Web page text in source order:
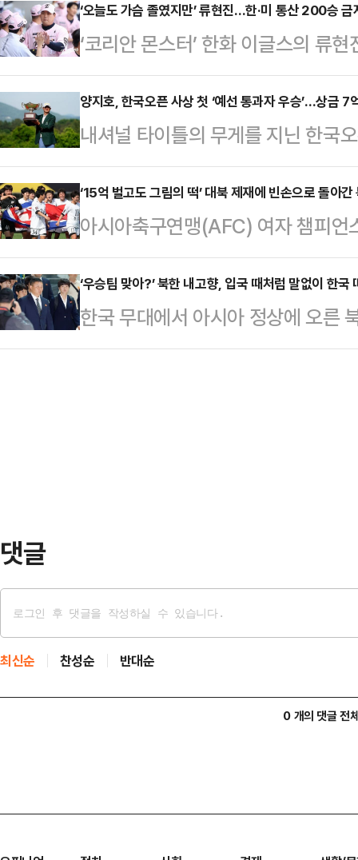
분짠(태국)이 한국 무대 데뷔 이후
여주시 페럼클럽(파72)에서 열린
최종 라운드에서 버디 3개와 보기
계 10언더파 206타를 기록한 분짠
더파 208타)을 2타 차로 따돌리고
‘오늘도 가슴 졸였지만’ 류현진…한·미 통산 200승 금
‘코리안 몬스터’ 한화 이글스의 류
24일 대전 한화생명볼파크에서 열
어스와의 홈경기에 선발 등판해
3탈삼진 2실점으로 호투했다. 괴물
한 제구력을 뽐냈다.한화가 5-2로
를 넘긴 류현진은 불펜진이 실점
패)째이자 한·미 통산 200승 고지
국인 …
양지호, 한국오픈 사상 첫 ‘예선 통과자 우승’…상금 7
내셔널 타이틀의 무게를 지닌 한국
했다.양지호가 예선을 거쳐 출전한
한국오픈의 새 역사를 썼다. 그것도
를 내주지 않는 압도적인 와이어
천안 우정힐스 컨트리클럽(파71)
14억원) 최종 4라운드에서 버디 2
다.최종 합계 9언더파 275타를 적
·5언더파)…
‘15억 벌고도 그림의 떡’ 대북 제재에 빈손으로 돌아간
아시아축구연맹(AFC) 여자 챔피
극한 북한 내고향여자축구단이 무
무거운 표정에는 아시아 최고 권위
억 2000만원)라는 거액의 상금을
에 쥐지 못한 채 고국으로 돌아가야
‘우승팀 맞아?’ 북한 내고향, 입국 때처럼 말없이 한국
한국 무대에서 아시아 정상에 오른
드러내지 않은 채 조용히 출국했다.
댓글
최신순 찬성순 반대순
0 개의 댓글 전